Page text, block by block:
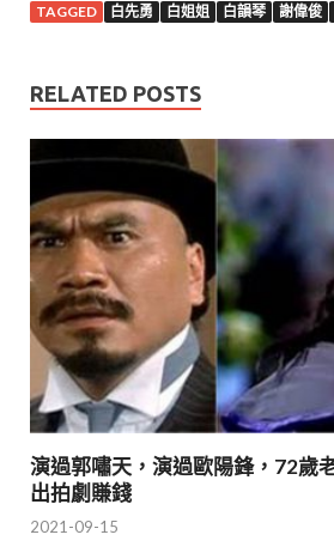
TAGGED 白先勇 白姐姐 白韻琴 謝偉俊
RELATED POSTS
演過郭嘯天，演過歐陽鋒，72歲
出拍劇賺錢
2021-09-15